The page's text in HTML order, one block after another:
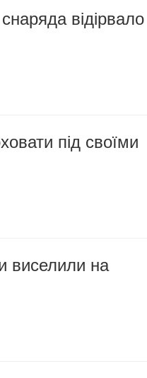
відірвало
під своїми
виселили на